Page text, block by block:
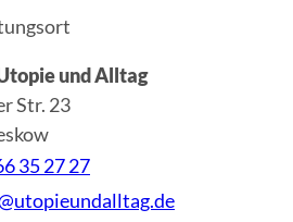
und Alltag
Str. 23
35 27 27